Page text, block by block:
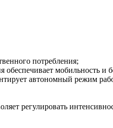
потребления;
мобильность и
автономный режим
регулировать